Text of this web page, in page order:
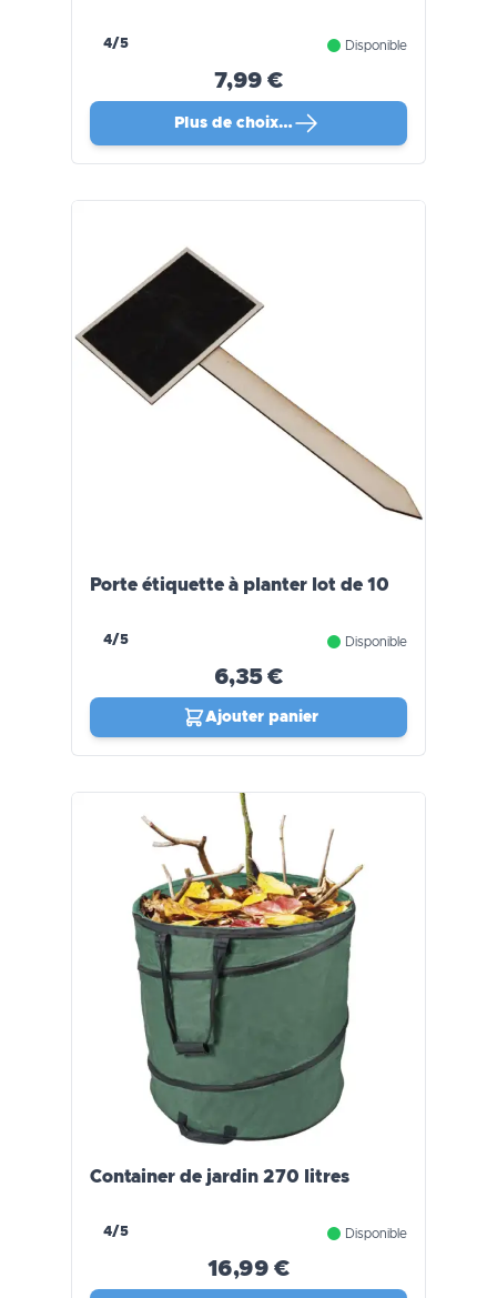
4/5 Disponible
7,99 €
Plus de choix…
Porte étiquette à planter lot de 10
4/5 Disponible
6,35 €
Ajouter panier
Container de jardin 270 litres
4/5 Disponible
16,99 €